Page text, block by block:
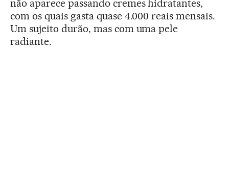
não aparece passando cremes hidratantes,
com os quais gasta quase 4.000 reais mensais.
Um sujeito durão, mas com uma pele
radiante.